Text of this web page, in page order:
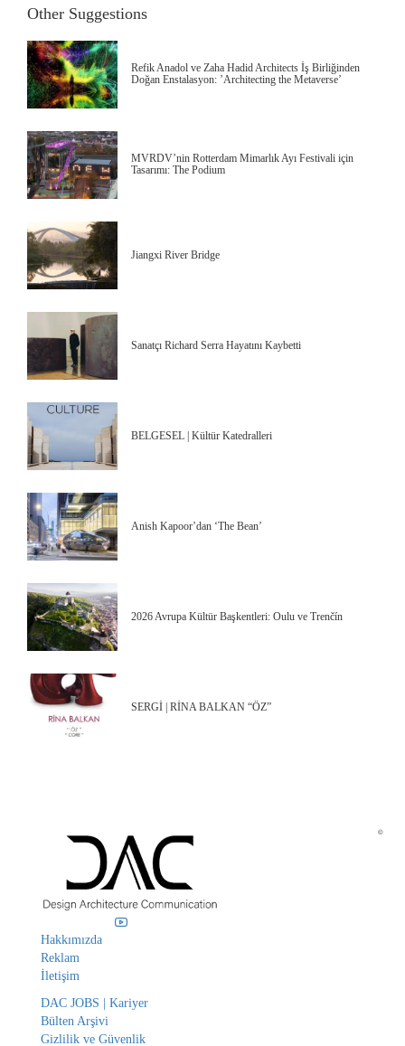
Other Suggestions
Refik Anadol ve Zaha Hadid Architects İş Birliğinden
Doğan Enstalasyon: ’Architecting the Metaverse’
MVRDV’nin Rotterdam Mimarlık Ayı Festivali için
Tasarımı: The Podium
Jiangxi River Bridge
Sanatçı Richard Serra Hayatını Kaybetti
BELGESEL | Kültür Katedralleri
Anish Kapoor’dan ‘The Bean’
2026 Avrupa Kültür Başkentleri: Oulu ve Trenčín
SERGİ | RİNA BALKAN “ÖZ”
Hakkımızda
Reklam
İletişim
DAC JOBS | Kariyer
Bülten Arşivi
Gizlilik ve Güvenlik
©